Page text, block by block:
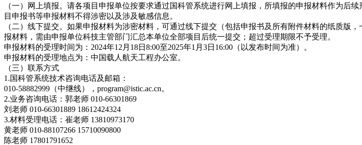
（一）网上填报。请各项目申报单位按要求通过国科管系统进行网上填报，所填报的申报材料作为后
目申报书等申报材料不得涉密以及涉及敏感信息。
（二）线下提交。如果申报材料为涉密材料，可通过线下提交（包括申报书及所有附件材料的纸质版
报材料，需由申报单位科技主管部门汇总本单位全部项目后统一提交；超过受理期限不予受理。
申报材料的受理时间为：2024年12月18日8:00至2025年1月3日16:00（以发布时间为准）。
申报材料的受理地点为：中国载人航天工程办公室。
（三）联系方式
1.国科管系统技术咨询电话及邮箱：
010-58882999（中继线），program@istic.ac.cn。
2.业务咨询电话：郭老师 010-66301869
刘老师 010-66301889 18612424324
3.材料受理电话：崔老师 13810973170
黄老师 010-88107266 15710090800
陈老师 17801791652